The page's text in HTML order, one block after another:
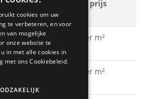
Gemiddelde prijs
met
€ 15 - € 30 per m²
met
€ 15 - € 30 per m²
cookies om uw
te verbeteren, en voor
van mogelijke
onze website te
in met alle cookies in
met ons Cookiebeleid.